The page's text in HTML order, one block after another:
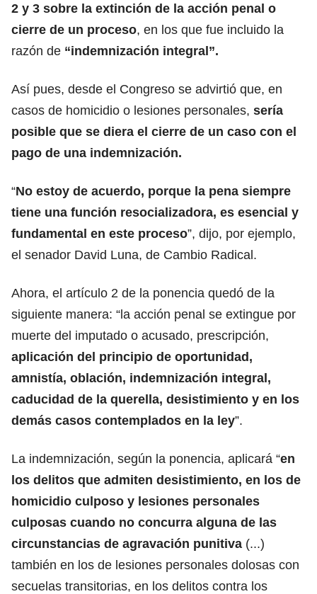
2 y 3 sobre la extinción de la acción penal o
cierre de un proceso, en los que fue incluido la
razón de “indemnización integral”.
Así pues, desde el Congreso se advirtió que, en
casos de homicidio o lesiones personales, sería
posible que se diera el cierre de un caso con el
pago de una indemnización.
“No estoy de acuerdo, porque la pena siempre
tiene una función resocializadora, es esencial y
fundamental en este proceso”, dijo, por ejemplo,
el senador David Luna, de Cambio Radical.
Ahora, el artículo 2 de la ponencia quedó de la
siguiente manera: “la acción penal se extingue por
muerte del imputado o acusado, prescripción,
aplicación del principio de oportunidad,
amnistía, oblación, indemnización integral,
caducidad de la querella, desistimiento y en los
demás casos contemplados en la ley”.
La indemnización, según la ponencia, aplicará “en
los delitos que admiten desistimiento, en los de
homicidio culposo y lesiones personales
culposas cuando no concurra alguna de las
circunstancias de agravación punitiva (...)
también en los de lesiones personales dolosas con
secuelas transitorias, en los delitos contra los